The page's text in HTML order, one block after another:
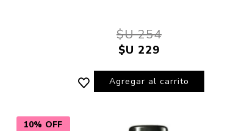
$U 254
$U 229
Agregar al carrito
10% OFF